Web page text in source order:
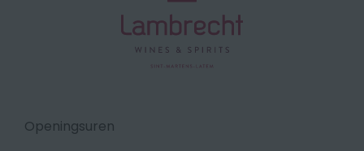
Openingsuren